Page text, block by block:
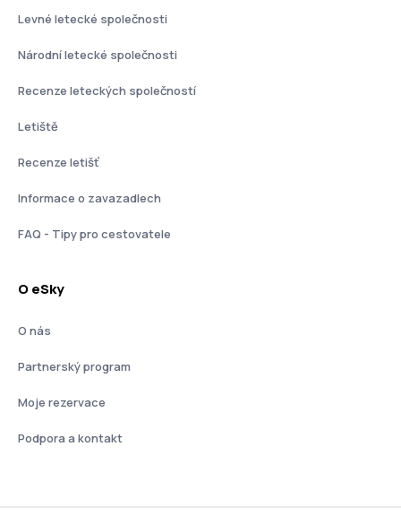
Levné letecké společnosti
Národní letecké společnosti
Recenze leteckých společností
Letiště
Recenze letišť
Informace o zavazadlech
FAQ - Tipy pro cestovatele
O eSky
O nás
Partnerský program
Moje rezervace
Podpora a kontakt